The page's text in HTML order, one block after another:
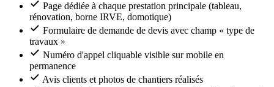
Page dédiée à chaque prestation principale (tableau,
rénovation, borne IRVE, domotique)
Formulaire de demande de devis avec champ « type de
travaux »
Numéro d'appel cliquable visible sur mobile en
permanence
Avis clients et photos de chantiers réalisés